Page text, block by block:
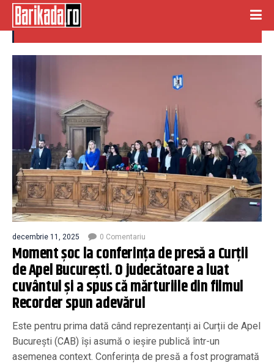
curtea de apel
decembrie 11, 2025 0 Comentariu
Moment șoc la conferința de presă a Curții
de Apel București. O judecătoare a luat
cuvântul și a spus că mărturiile din filmul
Recorder spun adevărul
Este pentru prima dată când reprezentanți ai Curții de Apel
București (CAB) își asumă o ieșire publică într-un
asemenea context. Conferința de presă a fost programată